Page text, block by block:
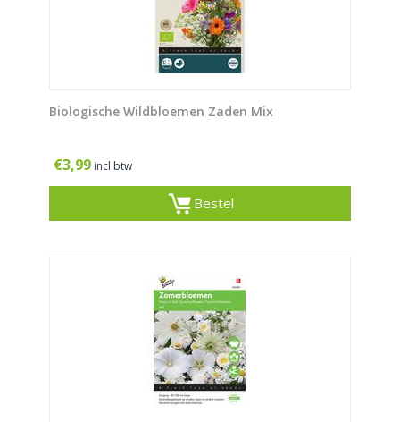
Biologische Wildbloemen Zaden Mix
€3,99 incl btw
Bestel